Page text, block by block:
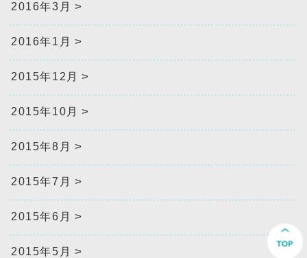
2016年3月
2016年1月
2015年12月
2015年10月
2015年8月
2015年7月
2015年6月
2015年5月